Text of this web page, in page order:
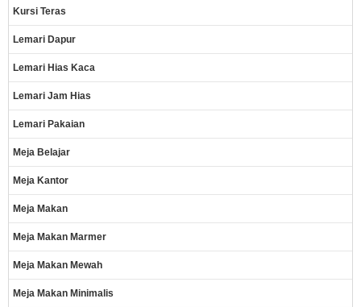
Kursi Teras
Lemari Dapur
Lemari Hias Kaca
Lemari Jam Hias
Lemari Pakaian
Meja Belajar
Meja Kantor
Meja Makan
Meja Makan Marmer
Meja Makan Mewah
Meja Makan Minimalis